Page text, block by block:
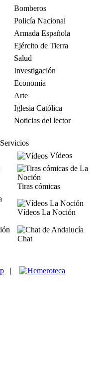
Bomberos
Policía Nacional
Armada Española
Ejército de Tierra
Salud
Investigación
Economía
Arte
Iglesia Católica
Noticias del lector
Servicios
Vídeos
Tiras cómicas
Vídeos La Noción
Chat
|